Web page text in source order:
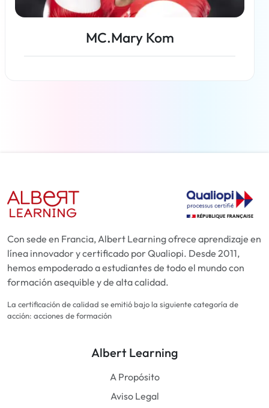
MC.Mary Kom
Con sede en Francia, Albert Learning ofrece aprendizaje en
línea innovador y certificado por Qualiopi. Desde 2011,
hemos empoderado a estudiantes de todo el mundo con
formación asequible y de alta calidad.
La certificación de calidad se emitió bajo la siguiente categoría de
acción: acciones de formación
Albert Learning
A Propósito
Aviso Legal